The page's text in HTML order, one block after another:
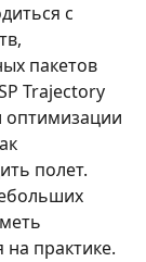
с
пакетов
Trajectory
оптимизации
полет.
практике.